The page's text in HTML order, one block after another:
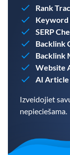
Rank
Keyword
SERP
Backlink
Backlink
Website
AI
Izveidojiet
nepieciešama.